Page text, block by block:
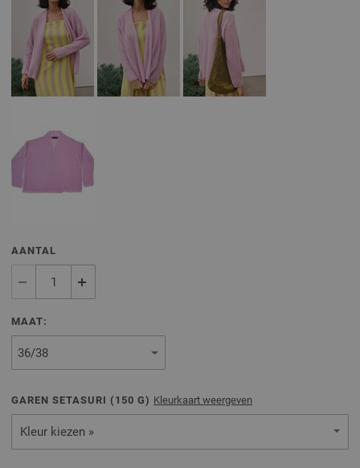
AANTAL
MAAT:
GAREN SETASURI ( 150 G) Kleurkaart weergeven
Kleur kiezen »